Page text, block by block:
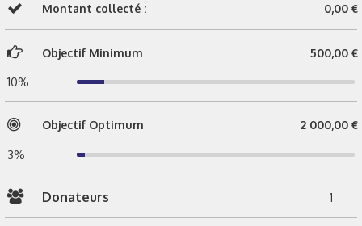
Montant collecté : 0,00 €
Objectif Minimum 500,00 €
10%
Objectif Optimum 2 000,00 €
3%
Donateurs 1